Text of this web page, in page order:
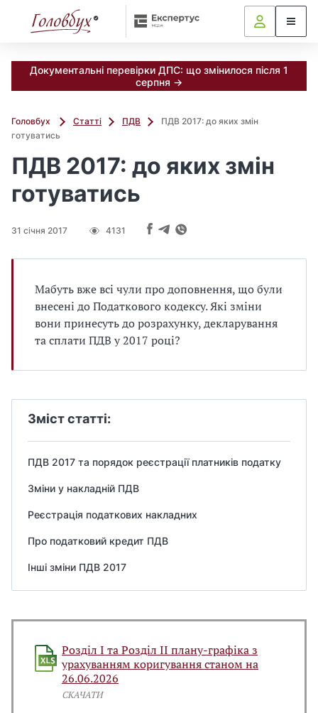
Документальні перевірки ДПС: що змінилося після 1
серпня →
Головбух Статті ПДВ
ПДВ 2017: до яких змін
готуватись
ПДВ 2017: до яких змін
готуватись
31 січня 2017 4131
Мабуть вже всі чули про доповнення, що були
внесені до Податкового кодексу. Які зміни
вони принесуть до розрахунку, декларування
та сплати ПДВ у 2017 році?
Зміст статті:
ПДВ 2017 та порядок реєстрації платників податку
Зміни у накладній ПДВ
Реєстрація податкових накладних
Про податковий кредит ПДВ
Інші зміни ПДВ 2017
Розділ І та Розділ ІІ плану-графіка з
урахуванням коригування станом на
26.06.2026
СКАЧАТИ